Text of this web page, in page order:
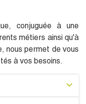
conjuguée à une
métiers ainsi qu'à
nous permet de vous
à vos besoins.